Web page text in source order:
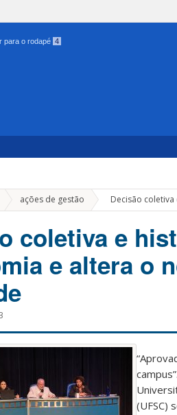
para o rodapé 4
ações de gestão » Decisão
coletiva e
e altera o
(UFSC)